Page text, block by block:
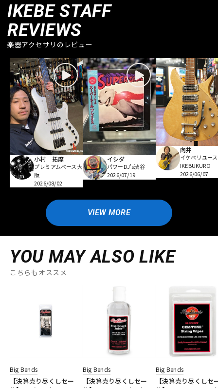
IKEBE STAFF
REVIEWS
楽器アクセサリのレビュー
小村 拓摩
プレミアムベース大
阪
2026/08/02
イシダ
パワーDJ's渋谷
2026/07/19
向井
イケベリユース
IKEBUKURO
2026/06/07
VIEW MORE
YOU MAY ALSO LIKE
こちらもオススメ
Big Bends
【決算売り尽くしセー
Big Bends
【決算売り尽くしセー
Big Bends
【決算売り尽くしセ